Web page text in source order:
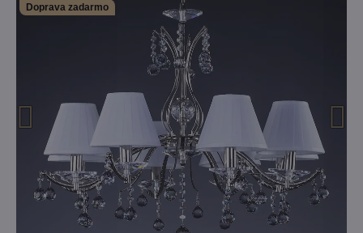
Doprava zadarmo